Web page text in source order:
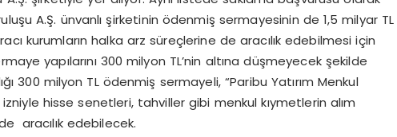
A.Ş. ünvanlı şirketinin ödenmiş sermayesinin de 1,5 milyar TL
kurumların halka arz süreçlerine de aracılık edebilmesi için
yapılarını 300 milyon TL’nin altına düşmeyecek şekilde
300 milyon TL ödenmiş sermayeli, “Paribu Yatırım Menkul
izniyle hisse senetleri, tahviller gibi menkul kıymetlerin alım
aracılık edebilecek.